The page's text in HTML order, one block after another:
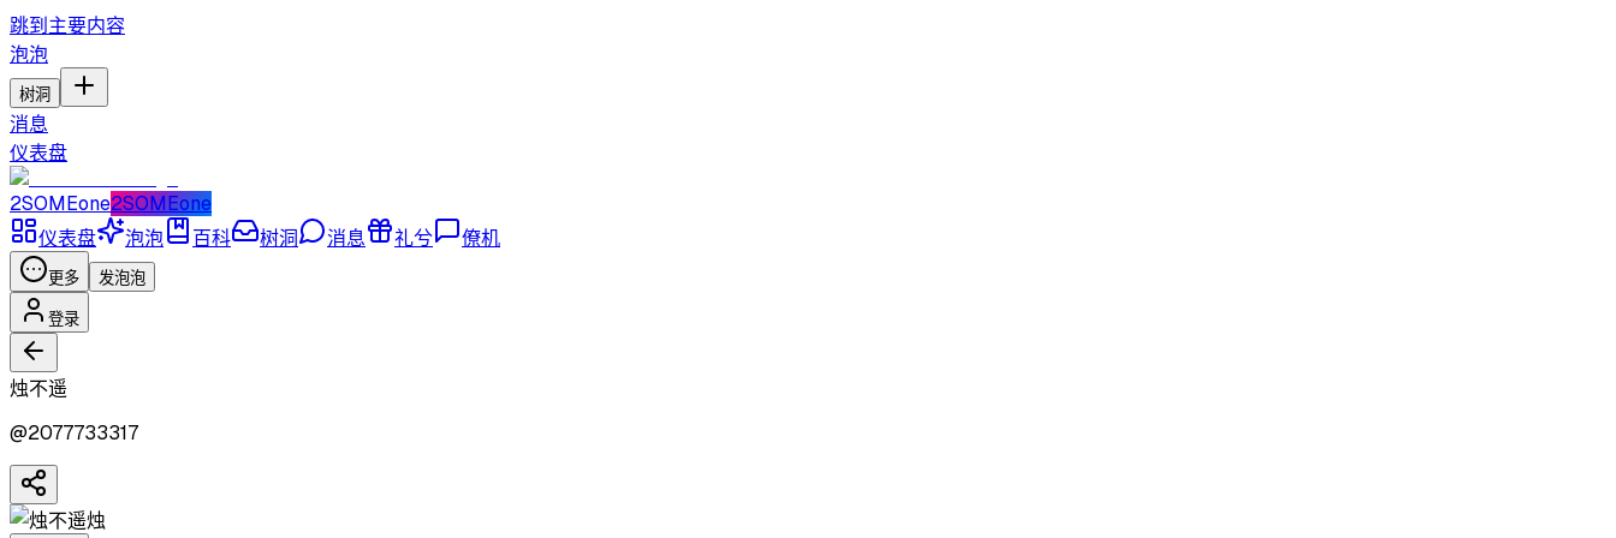
跳到主要内容
泡泡
树洞
消息
仪表盘
2SOMEone2SOMEone
仪表盘
泡泡 百科 树洞 消息 礼兮 僚机
更多 发泡泡
登录
烛不遥
@2077733317
烛